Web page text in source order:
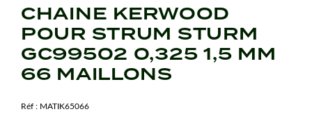
CHAINE KERWOOD
POUR STRUM STURM
GC99502 0,325 1,5 MM
66 MAILLONS
Réf : MATIK65066